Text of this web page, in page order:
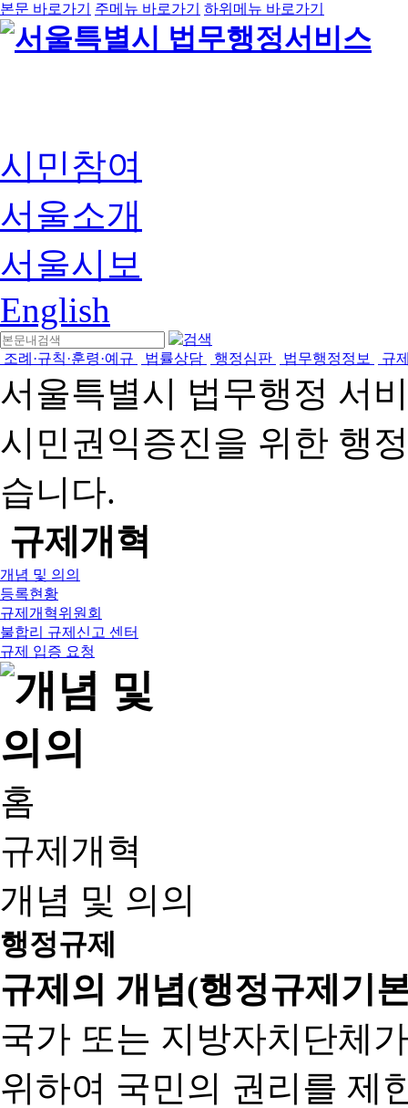
본문 바로가기 주메뉴 바로가기 하위메뉴 바로가기
시민참여
서울소개
서울시보
English
조례·규칙·훈령·예규 법률상담 행정심판 법무행정정보 규
서울특별시 법무행정 서
시민권익증진을 위한 행
습니다.
규제개혁
개념 및 의의
등록현황
규제개혁위원회
불합리 규제신고 센터
규제 입증 요청
홈
규제개혁
개념 및 의의
행정규제
규제의 개념(행정규제기
국가 또는 지방자치단체
위하여 국민의 권리를 제